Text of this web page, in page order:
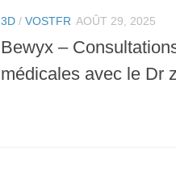
3D / VOSTFR AOÛT 29, 2025
Bewyx –
médicales avec le Dr